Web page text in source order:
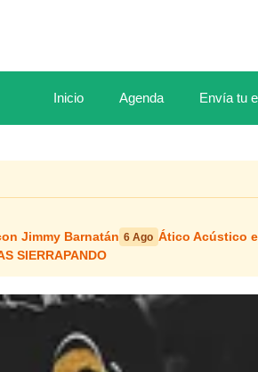
Inicio Agenda Envía tu
Jimmy Barnatán 6 Ago Ático Acústico
SIERRAPANDO